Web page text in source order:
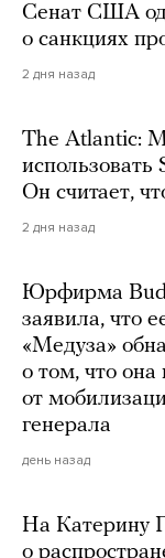
Сенат США
о санкциях
2 дня назад
The Atlantic:
использовать
Он считает,
2 дня назад
Юрфирма
заявила, что
«Медуза»
о том, что она
от
генерала
день назад
На Катерину
о